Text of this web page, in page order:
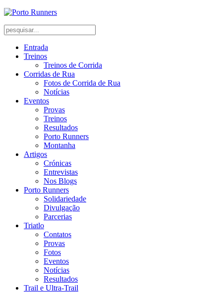
Entrada
Treinos
Treinos de Corrida
Corridas de Rua
Fotos de Corrida de Rua
Notícias
Eventos
Provas
Treinos
Resultados
Porto Runners
Montanha
Artigos
Crónicas
Entrevistas
Nos Blogs
Porto Runners
Solidariedade
Divulgação
Parcerias
Triatlo
Contatos
Provas
Fotos
Eventos
Notícias
Resultados
Trail e Ultra-Trail